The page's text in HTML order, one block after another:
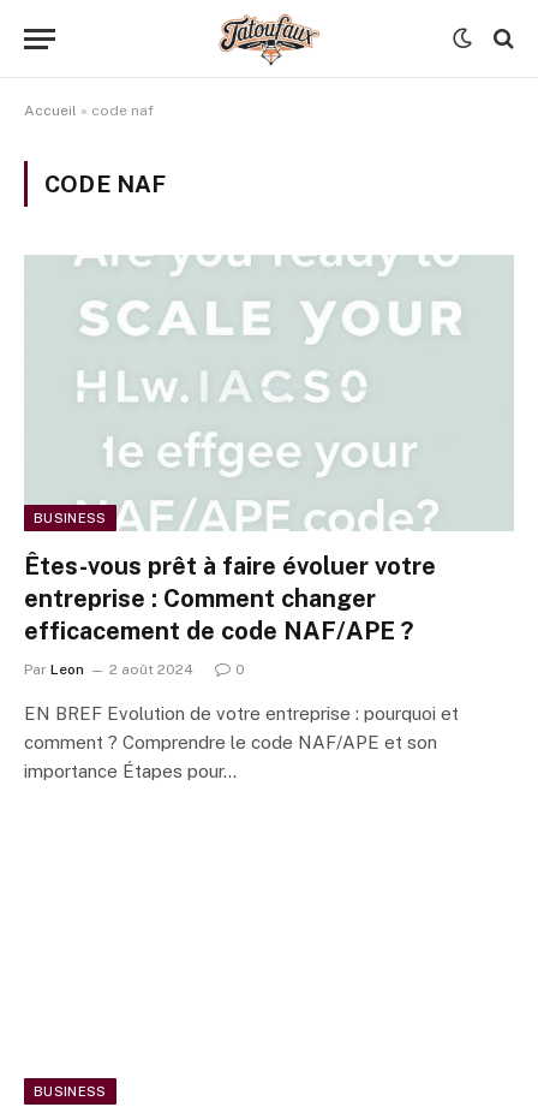
Accueil » code naf
CODE NAF
BUSINESS
Êtes-vous prêt à faire évoluer votre
entreprise : Comment changer
efficacement de code NAF/APE ?
Par Leon 2 août 2024 0
EN BREF Evolution de votre entreprise : pourquoi et
comment ? Comprendre le code NAF/APE et son
importance Étapes pour…
BUSINESS